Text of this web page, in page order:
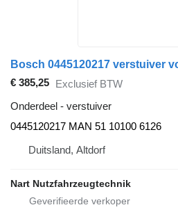
Bosch 0445120217 verstuiver
€ 385,25 Exclusief BTW
Onderdeel - verstuiver
0445120217 MAN 51 10100 6126
Duitsland, Altdorf
Nart Nutzfahrzeugtechnik